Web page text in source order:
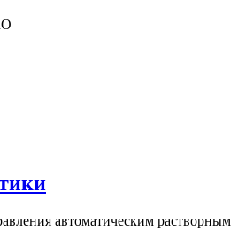
автоматическим растворным